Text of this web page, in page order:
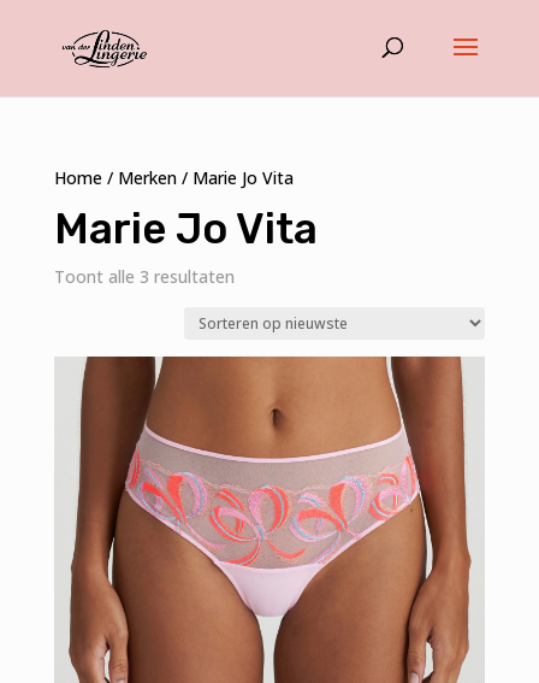
Home/ Merken/ Marie Jo Vita
Marie Jo Vita
Toont alle 3 resultatenGesorteerd
nieuwste